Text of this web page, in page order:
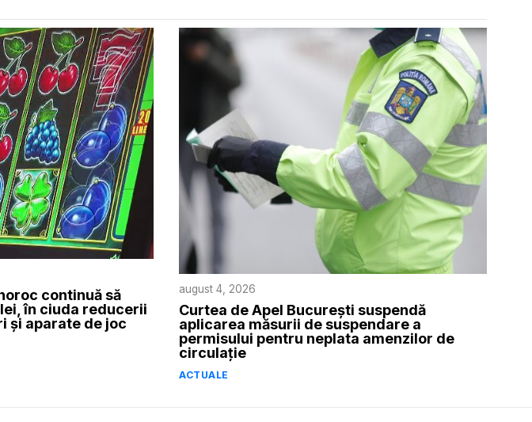
continuă să
în ciuda reducerii
și aparate de joc
august 4, 2026
Curtea de Apel București suspendă
aplicarea măsurii de suspendare a
permisului pentru neplata amenzilor de
circulație
ACTUALE